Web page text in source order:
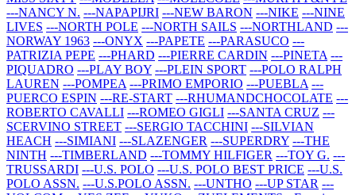
---NANCY N. ---NAPAPIJRI ---NEW BARON ---NIKE ---NINE
LIVES ---NORTH POLE ---NORTH SAILS ---NORTHLAND ---
NORWAY 1963 ---ONYX ---PAPETE ---PARASUCO ---
PATRIZIA PEPE ---PHARD ---PIERRE CARDIN ---PINETA ---
PIQUADRO ---PLAY BOY ---PLEIN SPORT ---POLO RALPH
LAUREN ---POMPEA ---PRIMO EMPORIO ---PUEBLA ---
PUERCO ESPIN ---RE-START ---RHUMANDCHOCOLATE ---
ROBERTO CAVALLI ---ROMEO GIGLI ---SANTA CRUZ ---
SCERVINO STREET ---SERGIO TACCHINI ---SILVIAN
HEACH ---SIMIANI ---SLAZENGER ---SUPERDRY ---THE
NINTH ---TIMBERLAND ---TOMMY HILFIGER ---TOY G. ---
TRUSSARDI ---U.S. POLO ---U.S. POLO BEST PRICE ---U.S.
POLO ASSN. ---U.S.POLO ASSN. ---UNTHO ---UP STAR ---